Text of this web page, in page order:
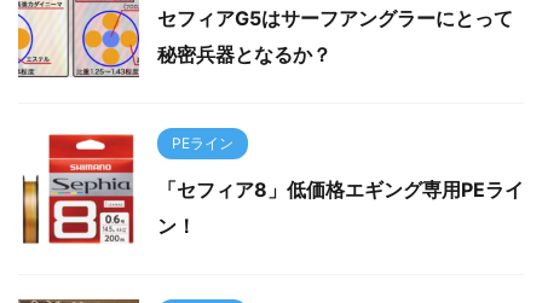
セフィアG5はサーフアングラーにとって
秘密兵器となるか？
PEライン
「セフィア8」低価格エギング専用PEライ
ン！